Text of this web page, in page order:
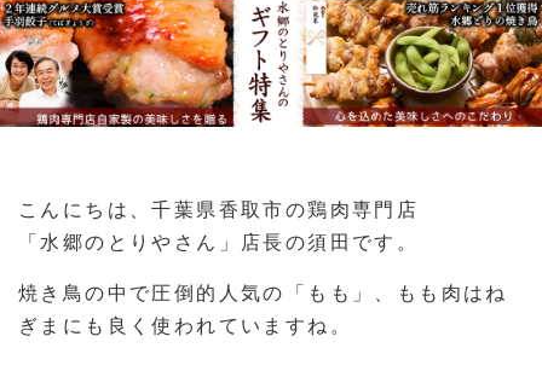
こんにちは、千葉県香取市の鶏肉専門店
「水郷のとりやさん」店長の須田です。
焼き鳥の中で圧倒的人気の「もも」、もも肉はね
ぎまにも良く使われていますね。